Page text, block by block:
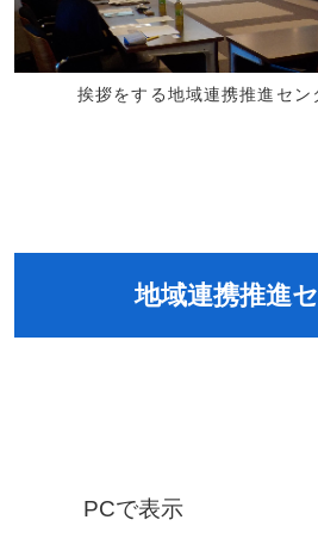
挨拶をする地域連携推進セン
地域連携推進
PCで表示